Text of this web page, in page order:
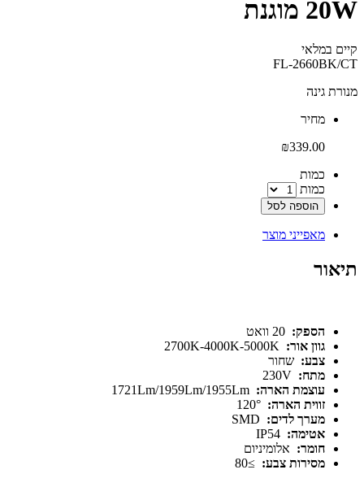
20W מוגנת
קיים במלאי‬
FL-2660BK/CT
מנורת גינה
‫מחיר‬
₪339.00
‫כמות‬
כמות
הוספה לסל
מאפייני מוצר
תיאור
הספק:
גוון אור:
צבע: שחור
מתח:
עוצמת הארה:
זווית הארה:
מערך לדים:
אטימה:
חומר: אלומיניום
מסירות צבע: ≥80